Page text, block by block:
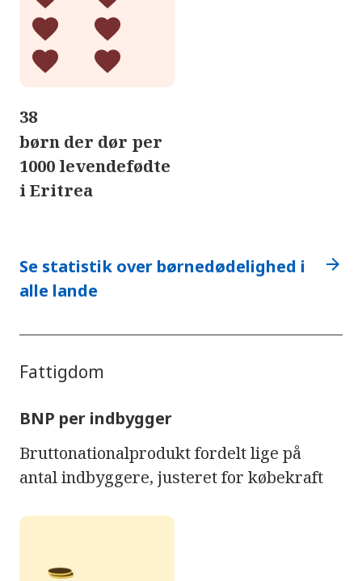
38
børn der dør per
1000 levendefødte
i Eritrea
Se statistik over børnedødelighed i
alle lande
arrow_forward
Fattigdom
BNP per indbygger
Bruttonationalprodukt fordelt lige på
antal indbyggere, justeret for købekraft